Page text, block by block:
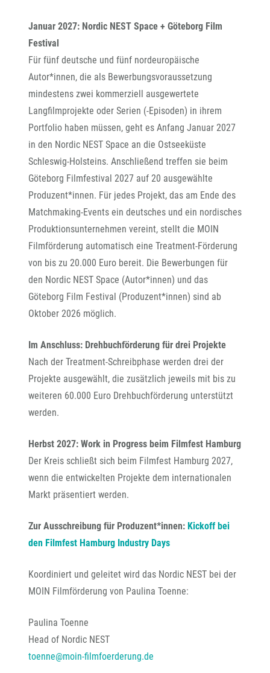
Januar 2027: Nordic NEST Space + Göteborg Film
Festival
Für fünf deutsche und fünf nordeuropäische
Autor*innen, die als Bewerbungsvoraussetzung
mindestens zwei kommerziell ausgewertete
Langfilmprojekte oder Serien (-Episoden) in ihrem
Portfolio haben müssen, geht es Anfang Januar 2027
in den Nordic NEST Space an die Ostseeküste
Schleswig-Holsteins. Anschließend treffen sie beim
Göteborg Filmfestival 2027 auf 20 ausgewählte
Produzent*innen. Für jedes Projekt, das am Ende des
Matchmaking-Events ein deutsches und ein nordisches
Produktionsunternehmen vereint, stellt die MOIN
Filmförderung automatisch eine Treatment-Förderung
von bis zu 20.000 Euro bereit. Die Bewerbungen für
den Nordic NEST Space (Autor*innen) und das
Göteborg Film Festival (Produzent*innen) sind ab
Oktober 2026 möglich.
Im Anschluss: Drehbuchförderung für drei Projekte
Nach der Treatment-Schreibphase werden drei der
Projekte ausgewählt, die zusätzlich jeweils mit bis zu
weiteren 60.000 Euro Drehbuchförderung unterstützt
werden.
Herbst 2027: Work in Progress beim Filmfest Hamburg
Der Kreis schließt sich beim Filmfest Hamburg 2027,
wenn die entwickelten Projekte dem internationalen
Markt präsentiert werden.
Zur Ausschreibung für Produzent*innen: Kickoff bei
den Filmfest Hamburg Industry Days
Koordiniert und geleitet wird das Nordic NEST bei der
MOIN Filmförderung von Paulina Toenne:
Paulina Toenne
Head of Nordic NEST
toenne@moin-filmfoerderung.de